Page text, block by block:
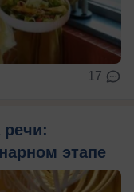
17
этапе